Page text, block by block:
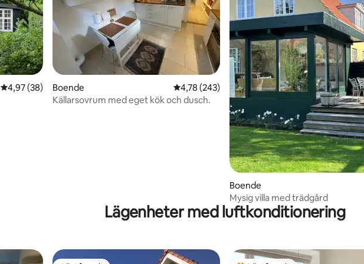
4,97 av 5 i genomsnittligt betyg, 38 omdömen
4,97 (38)
Boende 4,78 av 5 i genomsnittligt betyg, 243 omdömen
4,78 (243)
Källarsovrum med eget kök och dusch.
Boende
Mysig villa med trädgård
Lägenheter med luftkonditionering